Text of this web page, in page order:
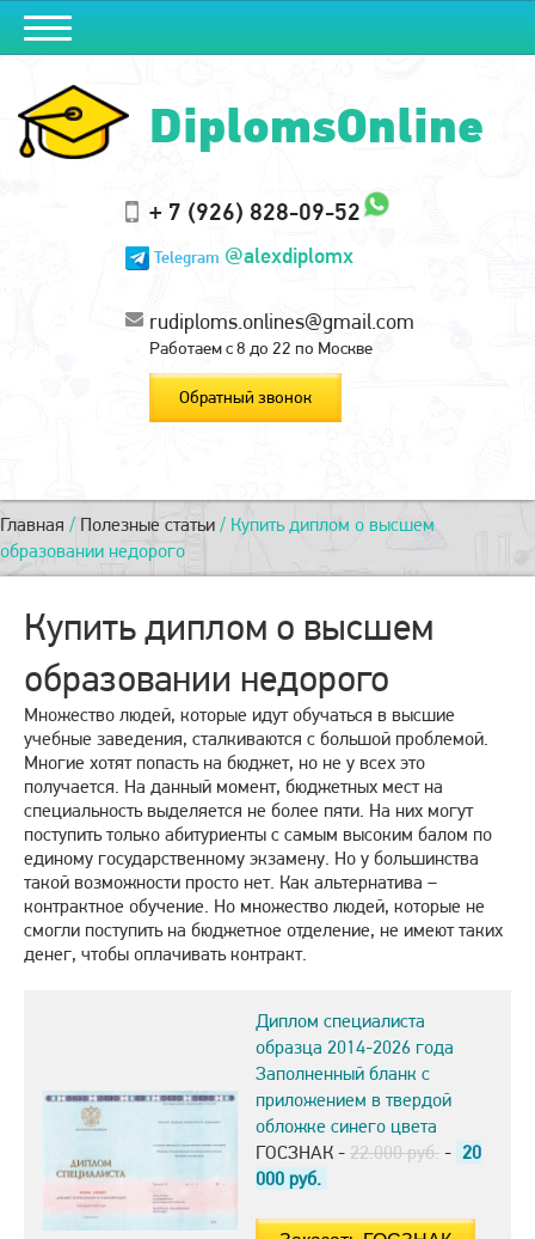
DiplomsOnline
+ 7 (926) 828-09-52
Telegram @alexdiplomx
rudiploms.onlines@gmail.com
Работаем с 8 до 22 по Москве
Обратный звонок
Главная / Полезные статьи / Купить диплом о высшем
образовании недорого
Купить диплом о высшем
образовании недорого
Множество людей, которые идут обучаться в высшие
учебные заведения, сталкиваются с большой проблемой.
Многие хотят попасть на бюджет, но не у всех это
получается. На данный момент, бюджетных мест на
специальность выделяется не более пяти. На них могут
поступить только абитуриенты с самым высоким балом по
единому государственному экзамену. Но у большинства
такой возможности просто нет. Как альтернатива –
контрактное обучение. Но множество людей, которые не
смогли поступить на бюджетное отделение, не имеют таких
денег, чтобы оплачивать контракт.
Диплом специалиста
образца 2014-2026 года
Заполненный бланк с
приложением в твердой
обложке синего цвета
ГОСЗНАК - 22.000 руб. - 20
000 руб.